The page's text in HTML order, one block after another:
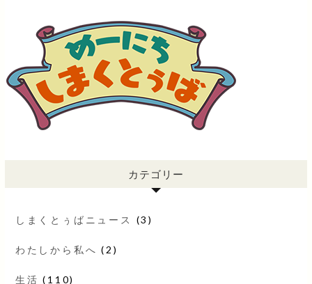
カテゴリー
しまくとぅばニュース (3)
わたしから私へ (2)
生活 (110)